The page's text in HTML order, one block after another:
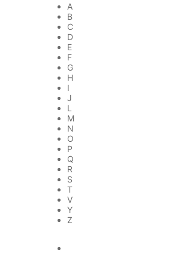
A
B
C
D
E
F
G
H
I
J
L
M
N
O
P
Q
R
S
T
V
Y
Z